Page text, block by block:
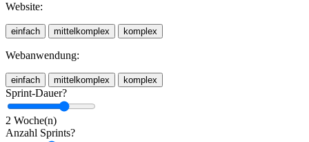
Website:
einfach mittelkomplex komplex
Webanwendung:
einfach mittelkomplex komplex
Sprint-Dauer?
2 Woche(n)
Anzahl Sprints?